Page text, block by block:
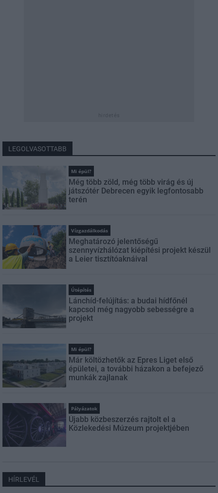
LEGOLVASOTTABB
Mi épül?
Még több zöld, még több virág és új
játszótér Debrecen egyik legfontosabb
terén
Vízgazdálkodás
Meghatározó jelentőségű
szennyvízhálózat kiépítési projekt készül
a Leier tisztítóaknáival
Útépítés
Lánchíd-felújítás: a budai hídfőnél
kapcsol még nagyobb sebességre a
projekt
Mi épül?
Már költözhetők az Epres Liget első
épületei, a további házakon a befejező
munkák zajlanak
Pályázatok
Újabb közbeszerzés rajtolt el a
Közlekedési Múzeum projektjében
HÍRLEVÉL